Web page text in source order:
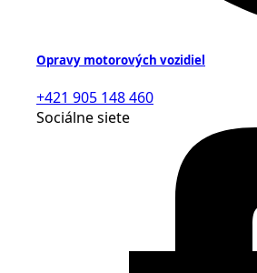
Opravy motorových vozidiel
+421 905 148 460
Sociálne siete